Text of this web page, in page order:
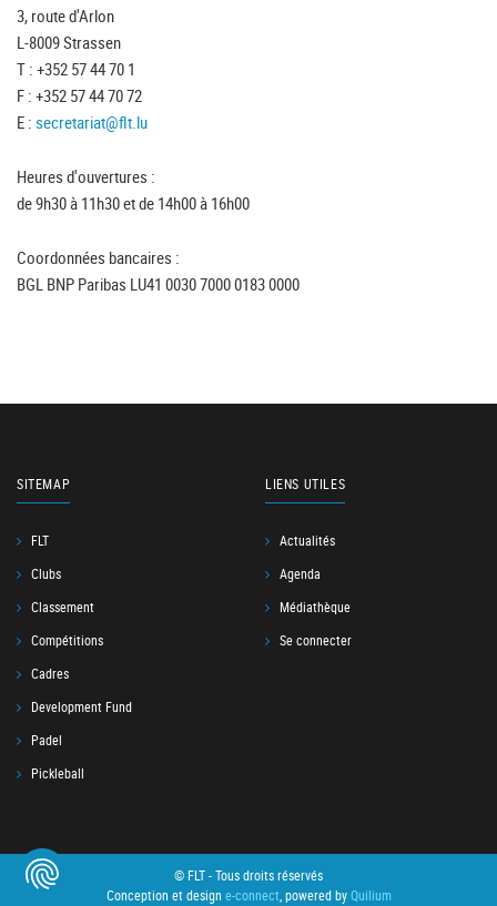
3, route d'Arlon
L-8009 Strassen
T : +352 57 44 70 1
F : +352 57 44 70 72
E : secretariat@flt.lu
Heures d'ouvertures :
de 9h30 à 11h30 et de 14h00 à 16h00
Coordonnées bancaires :
BGL BNP Paribas LU41 0030 7000 0183 0000
SITEMAP
FLT
Clubs
Classement
Compétitions
Cadres
Development Fund
Padel
Pickleball
LIENS UTILES
Actualités
Agenda
Médiathèque
Se connecter
© FLT - Tous droits réservés
Conception et design e-connect, powered byQuilium